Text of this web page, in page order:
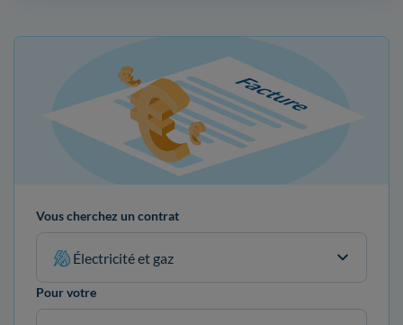
Vous cherchez un contrat
Électricité et gaz
Pour votre